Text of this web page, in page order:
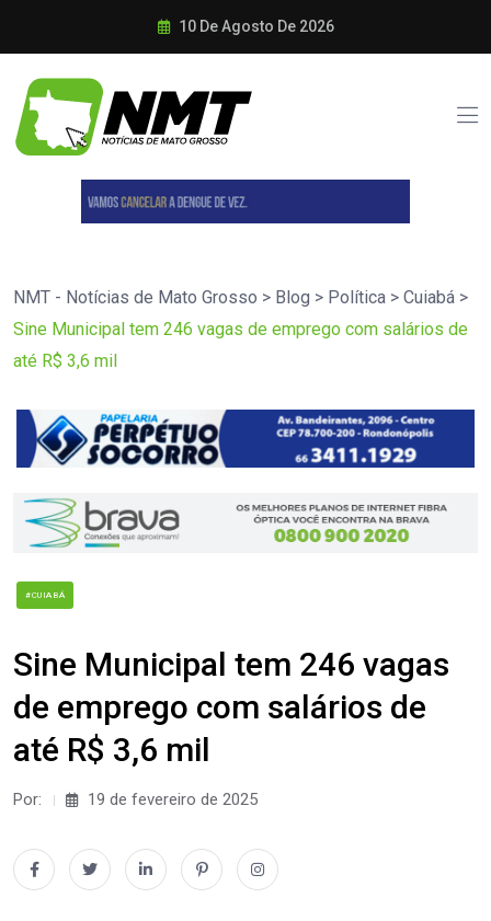
10 De Agosto De 2026
NMT - Notícias de Mato Grosso > Blog > Política > Cuiabá >
Sine Municipal tem 246 vagas de emprego com salários de
até R$ 3,6 mil
#CUIABÁ
Sine Municipal tem 246 vagas
de emprego com salários de
até R$ 3,6 mil
Por: 19 de fevereiro de 2025